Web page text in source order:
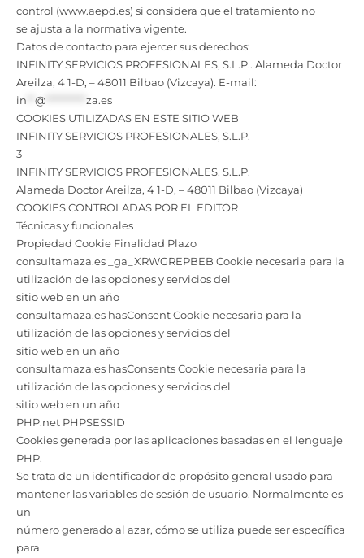
control (www.aepd.es) si considera que el tratamiento no
se ajusta a la normativa vigente.
Datos de contacto para ejercer sus derechos:
INFINITY SERVICIOS PROFESIONALES, S.L.P.. Alameda Doctor
Areilza, 4 1-D, – 48011 Bilbao (Vizcaya). E-mail:
in
@
za.es
COOKIES UTILIZADAS EN ESTE SITIO WEB
INFINITY SERVICIOS PROFESIONALES, S.L.P.
3
INFINITY SERVICIOS PROFESIONALES, S.L.P.
Alameda Doctor Areilza, 4 1-D, – 48011 Bilbao (Vizcaya)
COOKIES CONTROLADAS POR EL EDITOR
Técnicas y funcionales
Propiedad Cookie Finalidad Plazo
consultamaza.es _ga_XRWGREPBEB Cookie necesaria para la
utilización de las opciones y servicios del
sitio web en un año
consultamaza.es hasConsent Cookie necesaria para la
utilización de las opciones y servicios del
sitio web en un año
consultamaza.es hasConsents Cookie necesaria para la
utilización de las opciones y servicios del
sitio web en un año
PHP.net PHPSESSID
Cookies generada por las aplicaciones basadas en el lenguaje
PHP.
Se trata de un identificador de propósito general usado para
mantener las variables de sesión de usuario. Normalmente es
un
número generado al azar, cómo se utiliza puede ser específica
para